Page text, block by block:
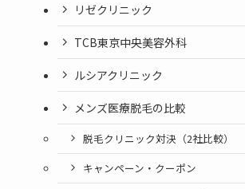
リゼクリニック
TCB東京中央美容外科
ルシアクリニック
メンズ医療脱毛の比較
脱毛クリニック対決（2社比較）
キャンペーン・クーポン